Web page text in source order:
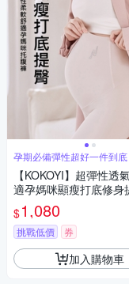
孕期必備彈性超好一件到底
【KOKOYI】超彈性透
適孕媽咪顯瘦打底修身
腹褲 內搭褲(鯊魚褲 孕
珈褲 托腹帶)
$1,080
挑戰低價 券
加入購物車